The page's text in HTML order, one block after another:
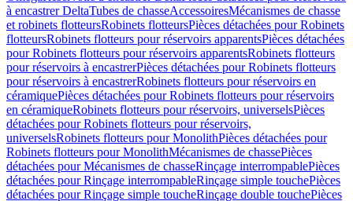
à encastrer DeltaTubes de chasseAccessoiresMécanismes de chasse
et robinets flotteursRobinets flotteursPièces détachées pour Robinets
flotteursRobinets flotteurs pour réservoirs apparentsPièces détachées
pour Robinets flotteurs pour réservoirs apparentsRobinets flotteurs
pour réservoirs à encastrerPièces détachées pour Robinets flotteurs
pour réservoirs à encastrerRobinets flotteurs pour réservoirs en
céramiquePièces détachées pour Robinets flotteurs pour réservoirs
en céramiqueRobinets flotteurs pour réservoirs, universelsPièces
détachées pour Robinets flotteurs pour réservoirs,
universelsRobinets flotteurs pour MonolithPièces détachées pour
Robinets flotteurs pour MonolithMécanismes de chassePièces
détachées pour Mécanismes de chasseRinçage interrompablePièces
détachées pour Rinçage interrompableRinçage simple touchePièces
détachées pour Rinçage simple toucheRinçage double touchePièces